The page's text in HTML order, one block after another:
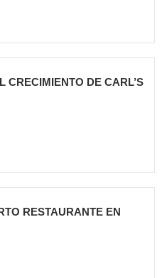
CRECIMIENTO DE CARL’S
RESTAURANTE EN